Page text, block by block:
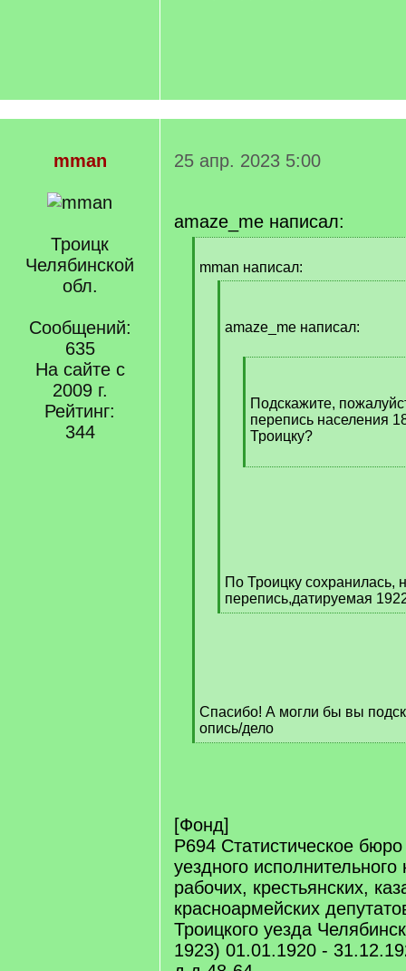
mman
Троицк
Челябинской
обл.
Сообщений:
635
На сайте с
2009 г.
Рейтинг:
344
25 апр. 2023 5:00
amaze_me написал:
q
mman написал:
]amaze_me написал:
]Подскажите,
перепись населения
Троицку?
[
По Троицку сохранилась,
перепись,датируемая
[
Cпасибо! А могли бы вы
опись/дело
[
[Фонд]
Р694 Статистическое бюро
уездного
рабочих, крестьянских,
красноармейских
Троицкого уезда
1923) 01.01.1920 -